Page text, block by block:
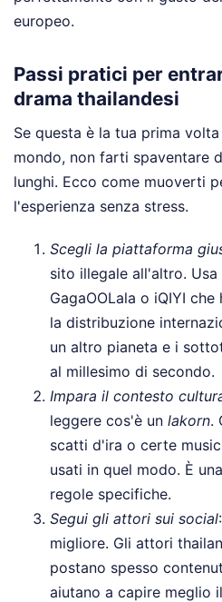
europeo.
Passi pratici per
drama thailandesi
Se questa è la tua prima
mondo, non farti spaventare
lunghi. Ecco come muoverti
l'esperienza senza stress.
Scegli la piattaforma
sito illegale all'altro.
GagaOOLala o iQIYI
la distribuzione
un altro pianeta e i
al millesimo di secondo.
Impara il contesto
leggere cos'è un lakorn.
scatti d'ira o certe
usati in quel modo. È
regole specifiche.
Segui gli attori sui social
migliore. Gli attori
postano spesso
aiutano a capire meglio